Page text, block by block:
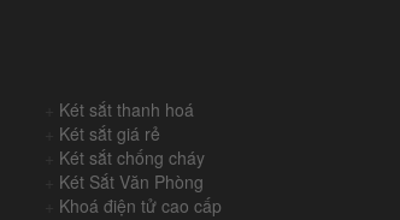
Két sắt thanh hoá
Két sắt giá rẻ
Két sắt chống cháy
Két Sắt Văn Phòng
Khoá điện tử cao cấp